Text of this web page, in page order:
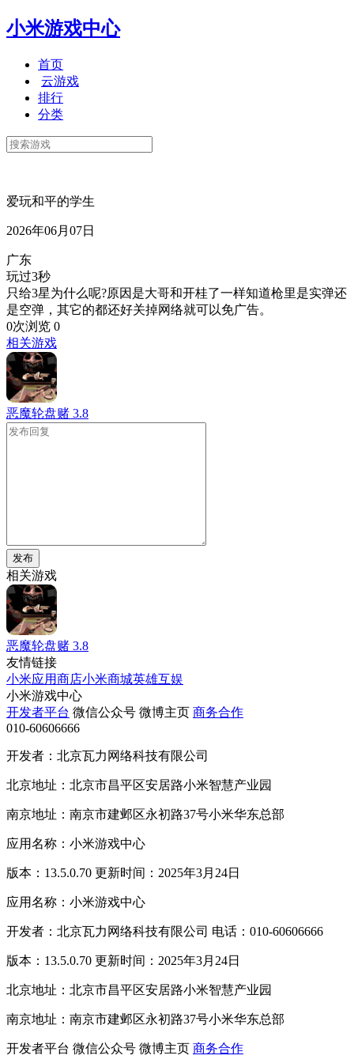
小米游戏中心
首页
云游戏
排行
分类
爱玩和平的学生
2026年06月07日
广东
玩过3秒
只给3星为什么呢?原因是大哥和开桂了一样知道枪里是实弹还
是空弹，其它的都还好关掉网络就可以免广告。
0次浏览 0
相关游戏
恶魔轮盘赌 3.8
发布
相关游戏
恶魔轮盘赌 3.8
友情链接
小米应用商店小米商城英雄互娱
小米游戏中心
开发者平台 微信公众号 微博主页 商务合作
010-60606666
开发者：北京瓦力网络科技有限公司
北京地址：北京市昌平区安居路小米智慧产业园
南京地址：南京市建邺区永初路37号小米华东总部
应用名称：小米游戏中心
版本：13.5.0.70 更新时间：2025年3月24日
应用名称：小米游戏中心
开发者：北京瓦力网络科技有限公司 电话：010-60606666
版本：13.5.0.70 更新时间：2025年3月24日
北京地址：北京市昌平区安居路小米智慧产业园
南京地址：南京市建邺区永初路37号小米华东总部
开发者平台 微信公众号 微博主页 商务合作